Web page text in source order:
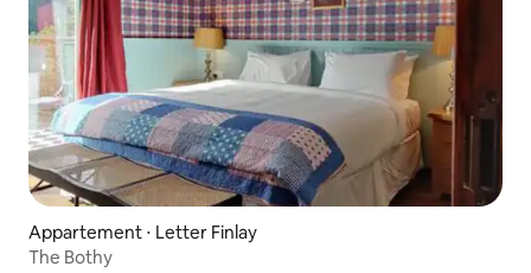
Appartement ⋅ Letter Finlay
The Bothy